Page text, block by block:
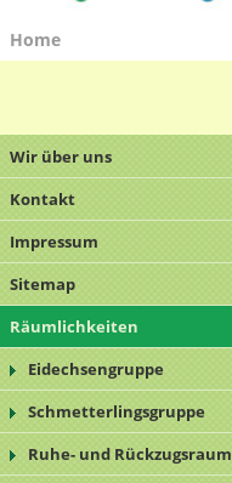
Home
Wir über uns
Kontakt
Impressum
Sitemap
Räumlichkeiten
Eidechsengruppe
Schmetterlingsgruppe
Ruhe- und Rückzugsraum